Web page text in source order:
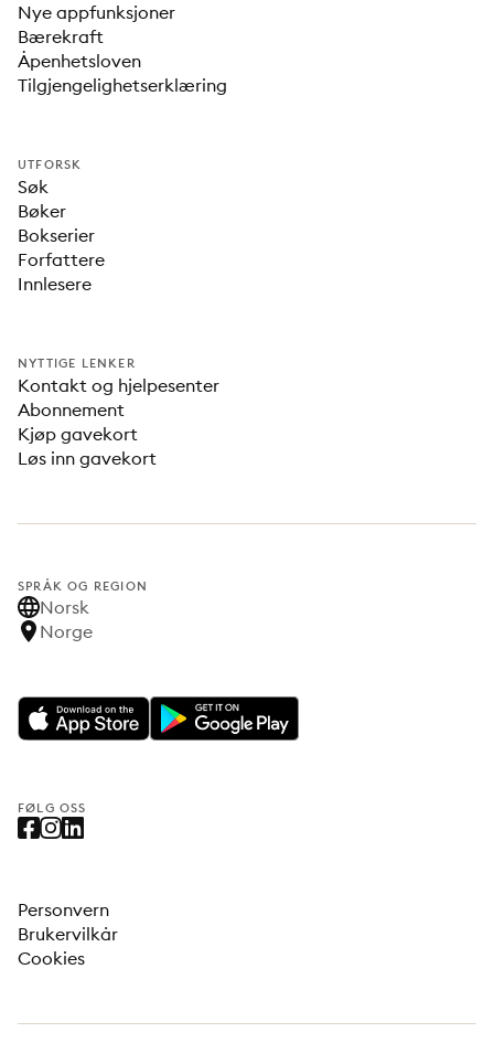
Nye appfunksjoner
Bærekraft
Åpenhetsloven
Tilgjengelighetserklæring
UTFORSK
Søk
Bøker
Bokserier
Forfattere
Innlesere
NYTTIGE LENKER
Kontakt og hjelpesenter
Abonnement
Kjøp gavekort
Løs inn gavekort
SPRÅK OG REGION
Norsk
Norge
FØLG OSS
Personvern
Brukervilkår
Cookies